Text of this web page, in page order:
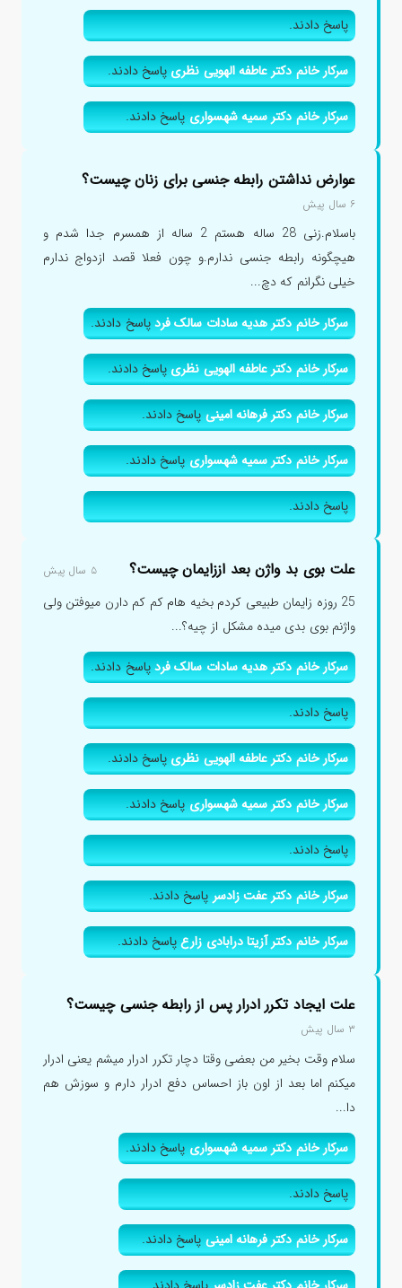
پاسخ دادند.
سرکار خانم دکتر عاطفه الهویی نظریپاسخ دادند.
سرکار خانم دکتر سمیه شهسواریپاسخ دادند.
عوارض نداشتن رابطه جنسی برای زنان چیست؟
۶ سال پیش
باسلام.زنی 28 ساله هستم 2 ساله از همسرم جدا شدم و
هیچگونه رابطه جنسی ندارم.و چون فعلا قصد ازدواج ندارم
خیلی نگرانم که دچ...
سرکار خانم دکتر هدیه سادات سالک فردپاسخ دادند.
سرکار خانم دکتر عاطفه الهویی نظریپاسخ دادند.
سرکار خانم دکتر فرهانه امینیپاسخ دادند.
سرکار خانم دکتر سمیه شهسواریپاسخ دادند.
پاسخ دادند.
علت بوی بد واژن بعد اززایمان چیست؟ ۵ سال پیش
25 روزه زایمان طبیعی کردم بخیه هام کم کم دارن میوفتن ولی
واژنم بوی بدی میده مشکل از چیه؟...
سرکار خانم دکتر هدیه سادات سالک فردپاسخ دادند.
پاسخ دادند.
سرکار خانم دکتر عاطفه الهویی نظریپاسخ دادند.
سرکار خانم دکتر سمیه شهسواریپاسخ دادند.
پاسخ دادند.
سرکار خانم دکتر عفت زادسرپاسخ دادند.
سرکار خانم دکتر آزیتا درابادی زارعپاسخ دادند.
علت ایجاد تکرر ادرار پس از رابطه جنسی چیست؟
۳ سال پیش
سلام وقت بخیر من بعضی وقتا دچار تکرر ادرار میشم یعنی ادرار
میکنم اما بعد از اون باز احساس دفع ادرار دارم و سوزش هم
دا...
سرکار خانم دکتر سمیه شهسواریپاسخ دادند.
پاسخ دادند.
سرکار خانم دکتر فرهانه امینیپاسخ دادند.